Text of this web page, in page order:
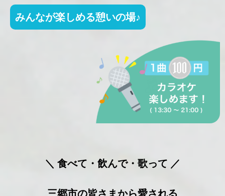
みんなが楽しめる憩いの場♪
＼ 食べて・飲んで・歌って ／
三郷市の皆さまから愛される